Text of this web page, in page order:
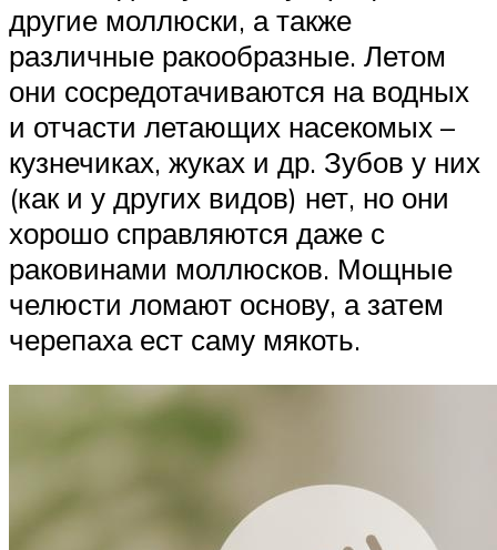
другие моллюски, а также
различные ракообразные. Летом
они сосредотачиваются на водных
и отчасти летающих насекомых –
кузнечиках, жуках и др. Зубов у них
(как и у других видов) нет, но они
хорошо справляются даже с
раковинами моллюсков. Мощные
челюсти ломают основу, а затем
черепаха ест саму мякоть.